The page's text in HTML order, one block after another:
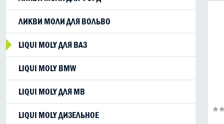
ЛИКВИ МОЛИ ДЛЯ ВОЛЬВО
LIQUI MOLY ДЛЯ ВАЗ
LIQUI MOLY BMW
LIQUI MOLY ДЛЯ MB
LIQUI MOLY ДИЗЕЛЬНОЕ